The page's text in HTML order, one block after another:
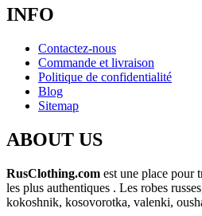
INFO
Contactez-nous
Commande et livraison
Politique de confidentialité
Blog
Sitemap
ABOUT US
RusClothing.com est une place pour
les plus authentiques . Les robes
kokoshnik, kosovorotka, valenki,